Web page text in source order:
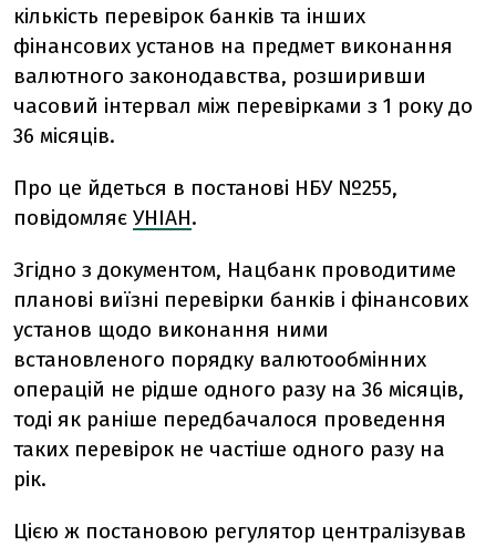
кількість перевірок банків та інших
фінансових установ на предмет виконання
валютного законодавства, розширивши
часовий інтервал між перевірками з 1 року до
36 місяців.
Про це йдеться в постанові НБУ №255,
повідомляє УНІАН.
Згідно з документом, Нацбанк проводитиме
планові виїзні перевірки банків і фінансових
установ щодо виконання ними
встановленого порядку валютообмінних
операцій не рідше одного разу на 36 місяців,
тоді як раніше передбачалося проведення
таких перевірок не частіше одного разу на
рік.
Цією ж постановою регулятор централізував